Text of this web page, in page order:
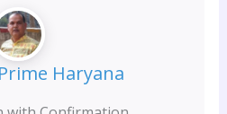
Prime Haryana